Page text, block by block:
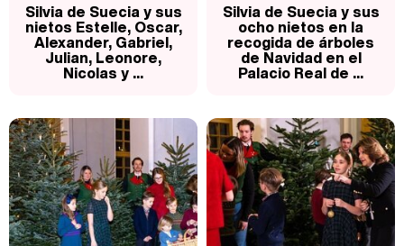
Manu Baqueiro: "Tuve como referente a Bruce Willis en 'Luz de Luna' para mi trabajo en la serie 'Perdiendo el juicio'"
Silvia de Suecia y sus
nietos Estelle, Oscar,
Alexander, Gabriel,
Julian, Leonore,
Nicolas y ...
Silvia de Suecia y sus
ocho nietos en la
recogida de árboles
de Navidad en el
Palacio Real de ...